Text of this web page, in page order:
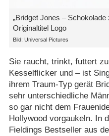
„Bridget Jones – Schokolade
Originaltitel Logo
Bild: Universal Pictures
Sie raucht, trinkt, futtert
Kesselflicker und – ist
ihrem Traum-Typ gerät
sehr unterschiedliche
so gar nicht dem
Hollywood vorgaukeln. In
Fieldings Bestseller aus